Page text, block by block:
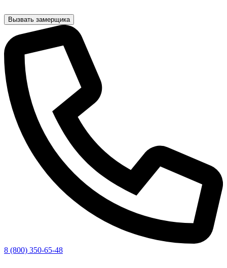
Вызвать замерщика
8 (800) 350-65-48